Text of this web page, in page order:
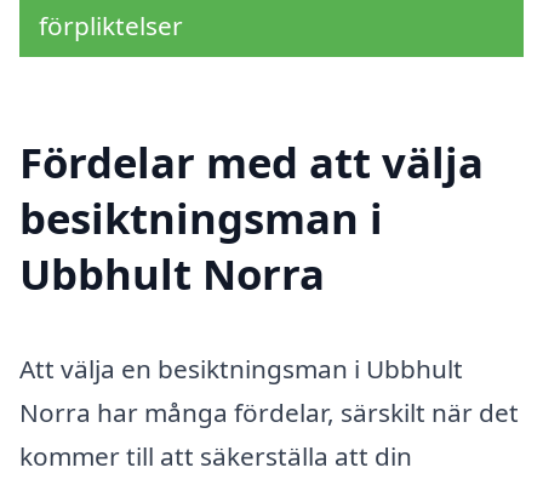
förpliktelser
Fördelar med att välja
besiktningsman i
Ubbhult Norra
Att välja en besiktningsman i Ubbhult
Norra har många fördelar, särskilt när det
kommer till att säkerställa att din